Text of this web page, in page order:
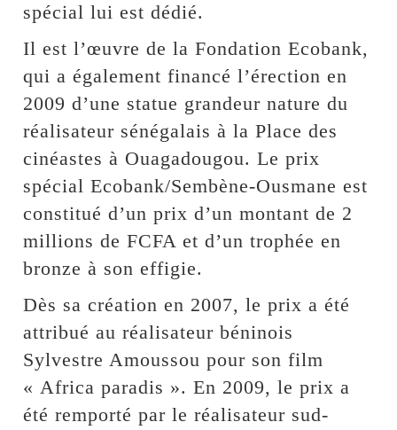
spécial lui est dédié.
Il est l’œuvre de la Fondation Ecobank,
qui a également financé l’érection en
2009 d’une statue grandeur nature du
réalisateur sénégalais à la Place des
cinéastes à Ouagadougou. Le prix
spécial Ecobank/Sembène-Ousmane est
constitué d’un prix d’un montant de 2
millions de FCFA et d’un trophée en
bronze à son effigie.
Dès sa création en 2007, le prix a été
attribué au réalisateur béninois
Sylvestre Amoussou pour son film
« Africa paradis ». En 2009, le prix a
été remporté par le réalisateur sud-